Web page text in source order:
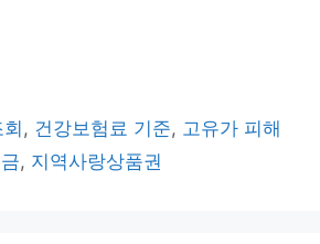
, 건강보험료 기준, 고유가 피해
, 지역사랑상품권